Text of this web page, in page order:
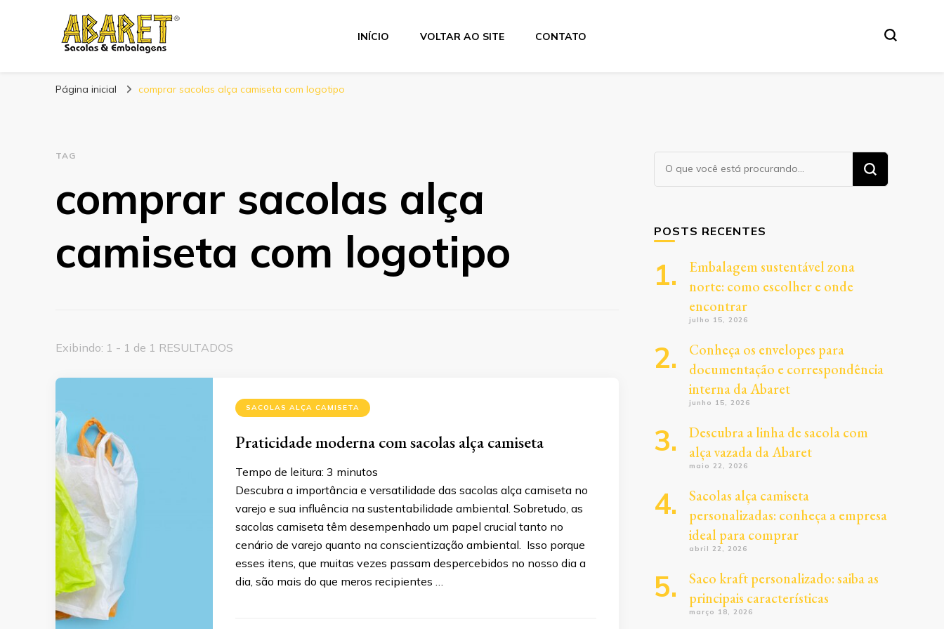
Abaret
INÍCIO VOLTAR AO SITE CONTATO
Página inicial comprar sacolas alça camiseta com logotipo
TAG
comprar sacolas alça
camiseta com logotipo
Exibindo: 1 - 1 de 1 RESULTADOS
SACOLAS ALÇA CAMISETA
Praticidade moderna com sacolas alça camiseta
Tempo de leitura: 3 minutos
Descubra a importância e versatilidade das sacolas alça camiseta no
varejo e sua influência na sustentabilidade ambiental. Sobretudo, as
sacolas camiseta têm desempenhado um papel crucial tanto no
cenário de varejo quanto na conscientização ambiental. Isso porque
esses itens, que muitas vezes passam despercebidos no nosso dia a
dia, são mais do que meros recipientes …
Procurando
algo?
POSTS RECENTES
Embalagem sustentável zona
norte: como escolher e onde
encontrar
julho 15, 2026
Conheça os envelopes para
documentação e correspondência
interna da Abaret
junho 15, 2026
Descubra a linha de sacola com
alça vazada da Abaret
maio 22, 2026
Sacolas alça camiseta
personalizadas: conheça a empresa
ideal para comprar
abril 22, 2026
Saco kraft personalizado: saiba as
principais características
março 18, 2026